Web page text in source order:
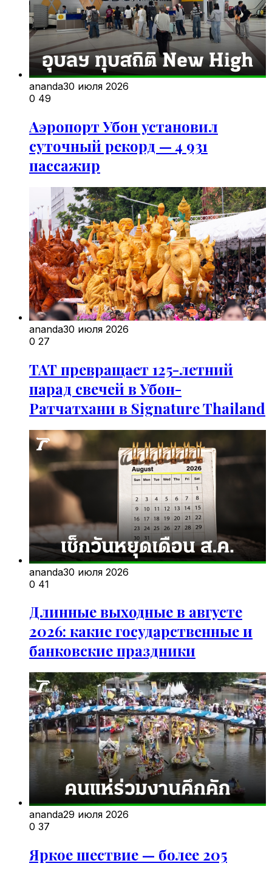
ananda30 июля 2026
0 49
Аэропорт Убон установил
суточный рекорд — 4 931
пассажир
ananda30 июля 2026
0 27
ТАТ превращает 125-летний
парад свечей в Убон-
Ратчатхани в Signature Thailand
ananda30 июля 2026
0 41
Длинные выходные в августе
2026: какие государственные и
банковские праздники
ananda29 июля 2026
0 37
Яркое шествие — более 205